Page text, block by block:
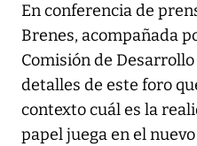
En conferencia de
Brenes, acompañada
Comisión de
detalles de este foro
contexto cuál es la
papel juega en el